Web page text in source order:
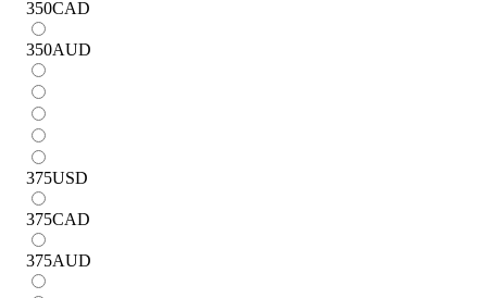
350CAD
350AUD
375USD
375CAD
375AUD